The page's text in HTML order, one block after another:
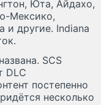
Юта, Айдахо,
Мексико,
и другие. Indiana
SCS
DLC
постепенно
несколько